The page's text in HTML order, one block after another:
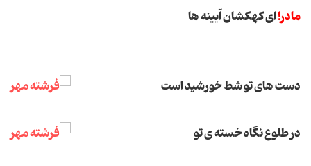
مادر!ای کهکشان آیینه ها
دست های تو شط خورشید است
در طلوع نگاه خسته ی تو